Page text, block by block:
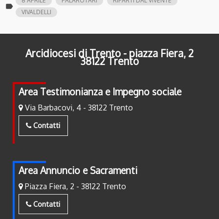
label
VIVALDELLI
Arcidiocesi di Trento - piazza Fiera, 2
38122 Trento
Area Testimonianza e Impegno sociale
Via Barbacovi, 4 - 38122 Trento
Contatti
Area Annuncio e Sacramenti
Piazza Fiera, 2 - 38122 Trento
Contatti